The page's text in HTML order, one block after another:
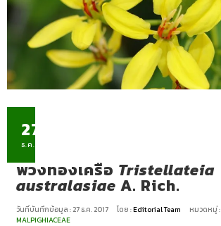
27
ธ.ค.
พวงทองเครือ Tristellateia
australasiae A. Rich.
วันที่บันทึกข้อมูล : 27 ธ.ค. 2017 โดย :Editorial Team หมวดหมู่ :
MALPIGHIACEAE